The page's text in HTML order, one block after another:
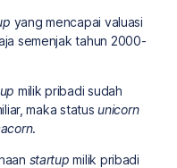
yang mencapai valuasi
semenjak tahun 2000-
milik pribadi sudah
maka statusunicorn
.
startup milik pribadi